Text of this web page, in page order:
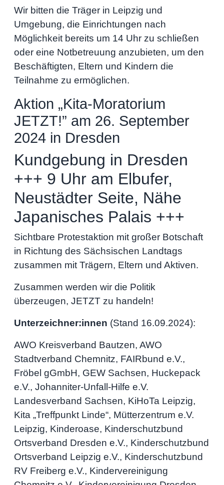
Wir bitten die Träger in Leipzig und
Umgebung, die Einrichtungen nach
Möglichkeit bereits um 14 Uhr zu schließen
oder eine Notbetreuung anzubieten, um den
Beschäftigten, Eltern und Kindern die
Teilnahme zu ermöglichen.
Aktion „Kita-Moratorium
JETZT!” am 26. September
2024 in Dresden
Kundgebung in Dresden
+++ 9 Uhr am Elbufer,
Neustädter Seite, Nähe
Japanisches Palais +++
Sichtbare Protestaktion mit großer Botschaft
in Richtung des Sächsischen Landtags
zusammen mit Trägern, Eltern und Aktiven.
Zusammen werden wir die Politik
überzeugen, JETZT zu handeln!
Unterzeichner:innen (Stand 16.09.2024):
AWO Kreisverband Bautzen, AWO
Stadtverband Chemnitz, FAIRbund e.V.,
Fröbel gGmbH, GEW Sachsen, Huckepack
e.V., Johanniter-Unfall-Hilfe e.V.
Landesverband Sachsen, KiHoTa Leipzig,
Kita „Treffpunkt Linde“, Mütterzentrum e.V.
Leipzig, Kinderoase, Kinderschutzbund
Ortsverband Dresden e.V., Kinderschutzbund
Ortsverband Leipzig e.V., Kinderschutzbund
RV Freiberg e.V., Kindervereinigung